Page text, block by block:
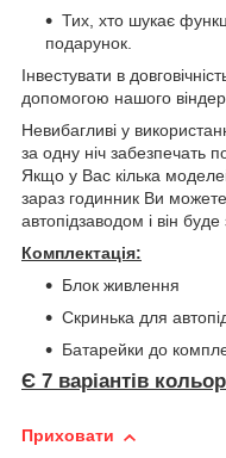
Тих, хто шукає
подарунок.
Інвестувати в
допомогою нашого
Невибагливі у
за одну ніч забезпечать
Якщо у Вас кілька
зараз годинник Ви
автопідзаводом і він
Комплектація:
Блок живлення
Скринька для
Батарейки до
Є 7 варіантів
Приховати